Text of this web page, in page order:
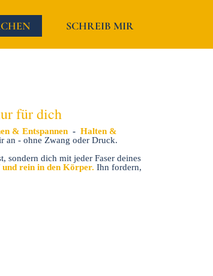
SCHREIB MIR
für dich
& Entspannen - Halten &
an - ohne Zwang oder Druck.
sondern dich mit jeder Faser deines
und rein in den Körper. Ihn fordern,